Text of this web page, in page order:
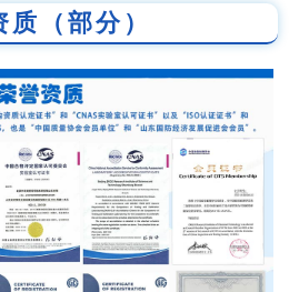
质（部分）